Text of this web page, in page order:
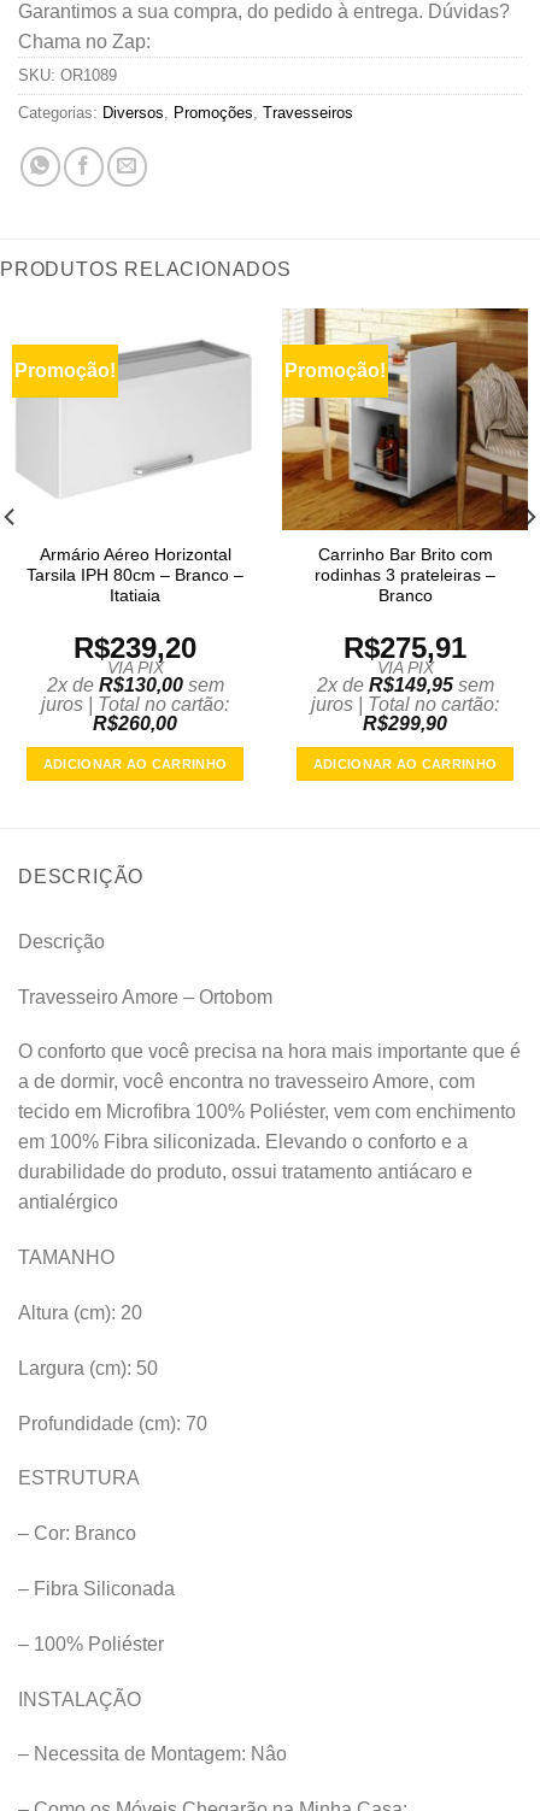
Garantimos a sua compra, do pedido à entrega. Dúvidas?
Chama no Zap:
SKU: OR1089
Categorias: Diversos, Promoções, Travesseiros
PRODUTOS RELACIONADOS
Promoção!
Armário Aéreo Horizontal
Tarsila IPH 80cm – Branco –
Itatiaia
R$239,20
VIA PIX
2x de R$130,00sem
juros | Total no cartão:
R$260,00
ADICIONAR AO CARRINHO
Promoção!
Carrinho Bar Brito com
rodinhas 3 prateleiras –
Branco
R$275,91
VIA PIX
2x de R$149,95sem
juros | Total no cartão:
R$299,90
ADICIONAR AO CARRINHO
DESCRIÇÃO
Descrição
Travesseiro Amore – Ortobom
O conforto que você precisa na hora mais importante que é
a de dormir, você encontra no travesseiro Amore, com
tecido em Microfibra 100% Poliéster, vem com enchimento
em 100% Fibra siliconizada. Elevando o conforto e a
durabilidade do produto, ossui tratamento antiácaro e
antialérgico
TAMANHO
Altura (cm): 20
Largura (cm): 50
Profundidade (cm): 70
ESTRUTURA
– Cor: Branco
– Fibra Siliconada
– 100% Poliéster
INSTALAÇÃO
– Necessita de Montagem: Nâo